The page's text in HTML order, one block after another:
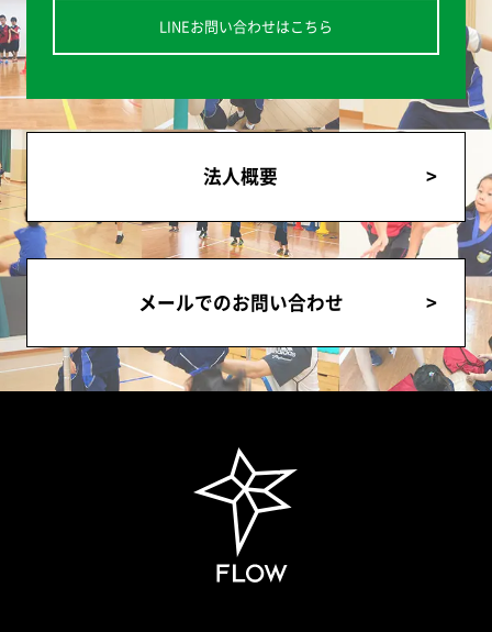
LINEお問い合わせはこちら
法人概要
メールでのお問い合わせ